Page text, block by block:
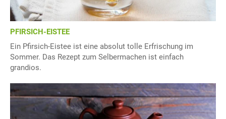
PFIRSICH-EISTEE
Ein Pfirsich-Eistee ist eine absolut tolle Erfrischung im
Sommer. Das Rezept zum Selbermachen ist einfach
grandios.